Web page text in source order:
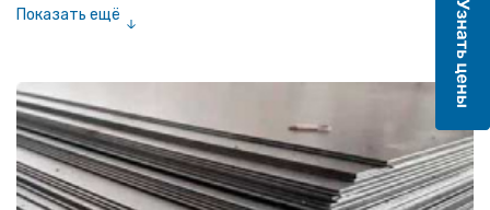
Показать ещё